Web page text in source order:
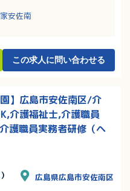
安佐南
この求人に問い合わせる
】広島市安佐南区/介
介護福祉士,介護職員
護職員実務者研修（ヘ
広島県広島市安佐南区